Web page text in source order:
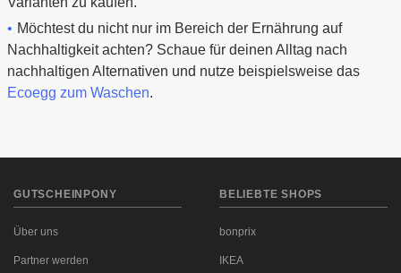
Möchtest du nicht nur im Bereich der Ernährung auf
Nachhaltigkeit achten? Schaue für deinen Alltag nach
nachhaltigen Alternativen und nutze beispielsweise das
Ecoegg zum Waschen.
GUTSCHEINPONY
Über uns
Partner werden
BELIEBTE SHOPS
bonprix
IKEA